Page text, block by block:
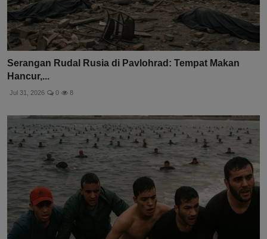
Serangan Rudal Rusia di Pavlohrad: Tempat Makan
Hancur,...
Jul 31, 2026 0 8